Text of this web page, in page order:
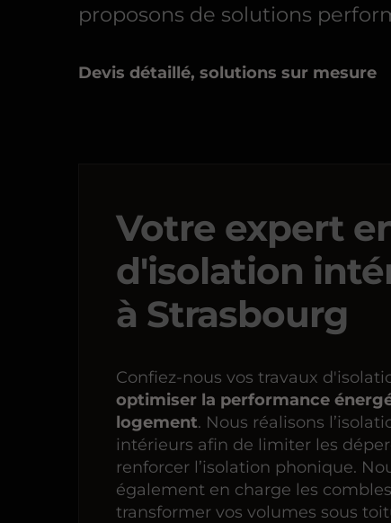
proposons de solutions
Devis détaillé, solutions sur mesure
Votre expert
d'isolation
à Strasbourg
Confiez-nous vos travaux
optimiser la performance
logement. Nous réalisons
intérieurs afin de limiter les
renforcer l’isolation phonique.
également en charge les
transformer vos volumes sous